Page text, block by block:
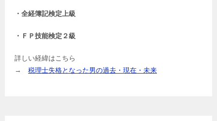
・全経簿記検定上級
・ＦＰ技能検定２級
詳しい経緯はこちら
→ 税理士失格となった男の過去・現在・未来